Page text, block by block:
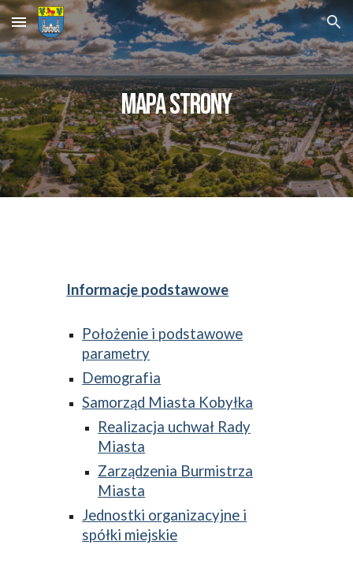
Skip to main content Skip to navigation
Mapa strony
Informacje podstawowe
Położenie i podstawowe
parametry
Demografia
Samorząd Miasta Kobyłka
Realizacja uchwał Rady
Miasta
Zarządzenia Burmistrza
Miasta
Jednostki organizacyjne i
spółki miejskie